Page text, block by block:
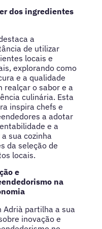
dos ingredientes
a
de utilizar
locais e
explorando como
e a qualidade
realçar o sabor e a
culinária. Esta
inspira chefs e
a adotar
e a
sua cozinha
da seleção de
locais.
e
na
Adrià partilha a sua
inovação e